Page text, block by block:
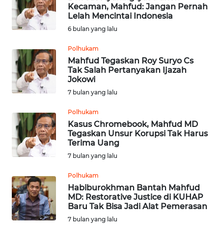
Kecaman, Mahfud: Jangan Pernah
Lelah Mencintai Indonesia
6 bulan yang lalu
Polhukam
Mahfud Tegaskan Roy Suryo Cs
Tak Salah Pertanyakan Ijazah
Jokowi
7 bulan yang lalu
Polhukam
Kasus Chromebook, Mahfud MD
Tegaskan Unsur Korupsi Tak Harus
Terima Uang
7 bulan yang lalu
Polhukam
Habiburokhman Bantah Mahfud
MD: Restorative Justice di KUHAP
Baru Tak Bisa Jadi Alat Pemerasan
7 bulan yang lalu
KEPRI
PAPUA
WN
PAPUA
BARAT
WN
RIAU
WN
WN
JAMBI